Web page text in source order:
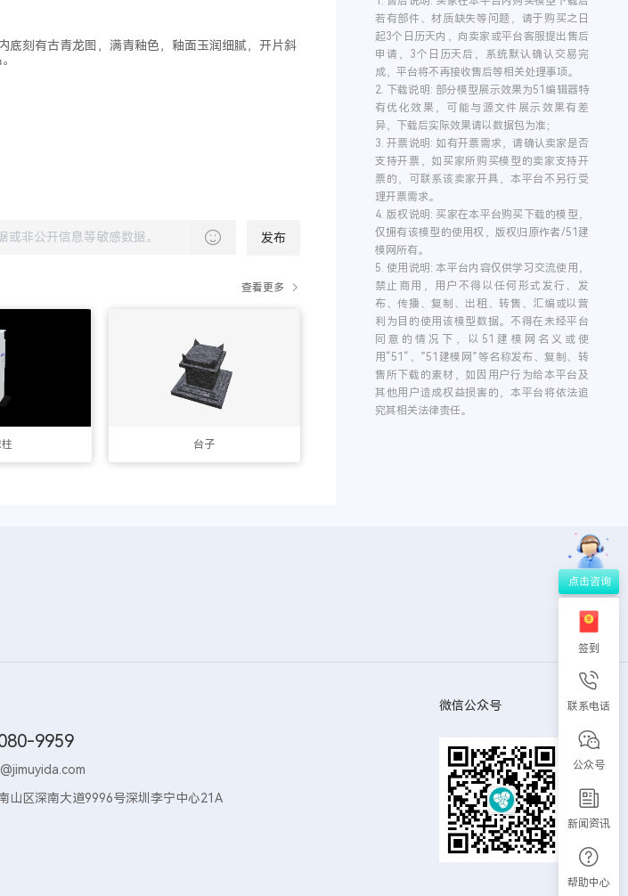
底刻有古青龙图，满青釉色，釉面玉润细腻，开片斜
发布
查看更多
台子
若有部件、材质缺失等问题，请于购买之日
起3个日历天内，向卖家或平台客服提出售后
申请，3个日历天后，系统默认确认交易完
成，平台将不再接收售后等相关处理事项。
2.
下载说明: 部分模型展示效果为51编辑器特
有优化效果，可能与源文件展示效果有差
异，下载后实际效果请以数据包为准；
3.开票说明: 如有开票需求，请确认卖家是否
支持开票，如买家所购买模型的卖家支持开
票的，可联系该卖家开具，本平台不另行受
理开票需求。
4.版权说明: 买家在本平台购买下载的模型，
仅拥有该模型的使用权，版权归原作者/51建
模网所有。
5.使用说明: 本平台内容仅供学习交流使用，
禁止商用，用户不得以任何形式发行、发
布、传播、复制、出租、转售、汇编或以营
利为目的使用该模型数据。不得在未经平台
同意的情况下，以51建模网名义或使
用“51“、”51建模网”等名称发布、复制、转
售所下载的素材，如因用户行为给本平台及
其他用户造成权益损害的，本平台将依法追
究其相关法律责任。
9959
山区深南大道9996号深圳李宁中心21A
微信公众号
签到
联系电话
公众号
新闻资讯
帮助中心